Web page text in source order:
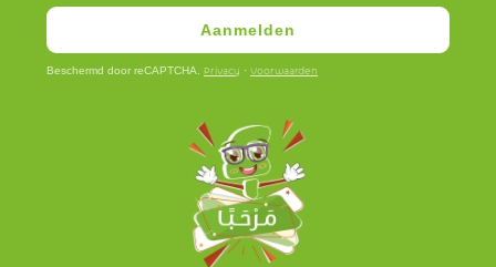
Aanmelden
Beschermd door reCAPTCHA. Privacy · Voorwaarden